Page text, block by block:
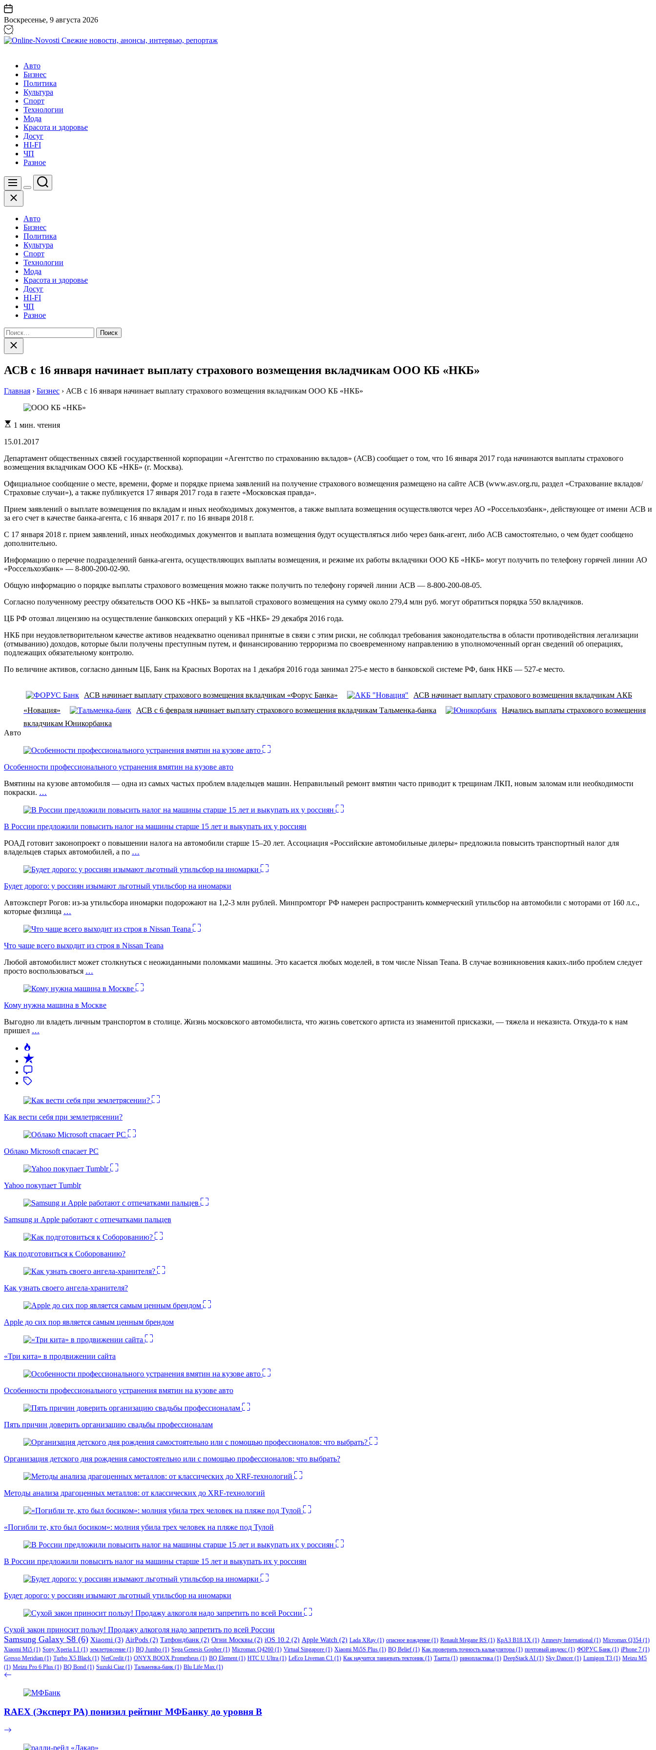
Перейти
к
содержанию
Воскресенье, 9 августа 2026
Свежие
новости,
анонсы,
интервью,
репортаж
Авто
Бизнес
Политика
Культура
Спорт
Технологии
Мода
Красота и здоровье
Досуг
HI-FI
ЧП
Разное
Меню
Цвет
Поиск
Закрыть
Авто
Бизнес
Политика
Культура
Спорт
Технологии
Мода
Красота и здоровье
Досуг
HI-FI
ЧП
Разное
Найти:
Закрыть
поиск
АСВ с 16 января начинает выплату страхового возмещения вкладчикам ООО КБ «НКБ»
Главная › Бизнес › АСВ с 16 января начинает выплату страхового возмещения вкладчикам ООО КБ «НКБ»
Расчетное
чтения
1 мин. чтения
15.01.2017
Департамент общественных связей государственной корпорации «Агентство по страхованию вкладов» (АСВ) сообщает о том, что 16 января 2017 года начинаются выплаты страхового
возмещения вкладчикам ООО КБ «НКБ» (г. Москва).
Официальное сообщение о месте, времени, форме и порядке приема заявлений на получение страхового возмещения размещено на сайте АСВ (www.asv.org.ru, раздел «Страхование вкладов/
Страховые случаи»), а также публикуется 17 января 2017 года в газете «Московская правда».
Прием заявлений о выплате возмещения по вкладам и иных необходимых документов, а также выплата возмещения осуществляются через АО «Россельхозбанк», действующее от имени АСВ и
за его счет в качестве банка-агента, с 16 января 2017 г. по 16 января 2018 г.
C 17 января 2018 г. прием заявлений, иных необходимых документов и выплата возмещения будут осуществляться либо через банк-агент, либо АСВ самостоятельно, о чем будет сообщено
дополнительно.
Информацию о перечне подразделений банка-агента, осуществляющих выплаты возмещения, и режиме их работы вкладчики ООО КБ «НКБ» могут получить по телефону горячей линии АО
«Россельхозбанк» — 8-800-200-02-90.
Общую информацию о порядке выплаты страхового возмещения можно также получить по телефону горячей линии АСВ — 8-800-200-08-05.
Согласно полученному реестру обязательств ООО КБ «НКБ» за выплатой страхового возмещения на сумму около 279,4 млн руб. могут обратиться порядка 550 вкладчиков.
ЦБ РФ отозвал лицензию на осуществление банковских операций у КБ «НКБ» 29 декабря 2016 года.
НКБ при неудовлетворительном качестве активов неадекватно оценивал принятые в связи с этим риски, не соблюдал требования законодательства в области противодействия легализации
(отмыванию) доходов, которые были получены преступным путем, и финансированию терроризма по своевременному направлению в уполномоченный орган сведений об операциях,
подлежащих обязательному контролю.
По величине активов, согласно данным ЦБ, Банк на Красных Воротах на 1 декабря 2016 года занимал 275-е место в банковской системе РФ, банк НКБ — 527-е место.
АСВ начинает выплату страхового возмещения вкладчикам «Форус Банка»
АСВ начинает выплату страхового возмещения вкладчикам АКБ
«Новация»
АСВ с 6 февраля начинает выплату страхового возмещения вкладчикам Тальменка-банка
Начались выплаты страхового возмещения
вкладчикам Юникорбанка
Авто
Особенности профессионального устранения вмятин на кузове авто
Вмятины на кузове автомобиля — одна из самых частых проблем владельцев машин. Неправильный ремонт вмятин часто приводит к трещинам ЛКП, новым заломам или необходимости
покраски. …
В России предложили повысить налог на машины старше 15 лет и выкупать их у россиян
РОАД готовит законопроект о повышении налога на автомобили старше 15–20 лет. Ассоциация «Российские автомобильные дилеры» предложила повысить транспортный налог для
владельцев старых автомобилей, а по …
Будет дорого: у россиян изымают льготный утильсбор на иномарки
Автоэксперт Рогов: из-за утильсбора иномарки подорожают на 1,2-3 млн рублей. Минпромторг РФ намерен распространить коммерческий утильсбор на автомобили с моторами от 160 л.с.,
которые физлица …
Что чаще всего выходит из строя в Nissan Teana
Любой автомобилист может столкнуться с неожиданными поломками машины. Это касается любых моделей, в том числе Nissan Teana. В случае возникновения каких-либо проблем следует
просто воспользоваться …
Кому нужна машина в Москве
Выгодно ли владеть личным транспортом в столице. Жизнь московского автомобилиста, что жизнь советского артиста из знаменитой присказки, — тяжела и неказиста. Откуда-то к нам
пришел …
Как вести себя при землетрясении?
Облако Microsoft спасает PC
Yahoo покупает Tumblr
Samsung и Apple работают с отпечатками пальцев
Как подготовиться к Соборованию?
Как узнать своего ангела-хранителя?
Apple до сих пор является самым ценным брендом
«Три кита» в продвижении сайта
Особенности профессионального устранения вмятин на кузове авто
Пять причин доверить организацию свадьбы профессионалам
Организация детского дня рождения самостоятельно или с помощью профессионалов: что выбрать?
Методы анализа драгоценных металлов: от классических до XRF-технологий
«Погибли те, кто был босиком»: молния убила трех человек на пляже под Тулой
В России предложили повысить налог на машины старше 15 лет и выкупать их у россиян
Будет дорого: у россиян изымают льготный утильсбор на иномарки
Сухой закон приносит пользу! Продажу алкоголя надо запретить по всей России
Samsung Galaxy S8 (6) Xiaomi (3) AirPods (2) Татфондбанк (2) Огни Москвы (2) iOS 10.2 (2) Apple Watch (2) Lada XRay (1) опасное вождение (1) Renault Megane RS (1) КрАЗ В18.1Х (1) Amnesty International (1) Micromax Q354 (1)
Xiaomi Mi5 (1) Sony Xperia L1 (1) землетрясение (1) BQ Jumbo (1) Sega Genesis Gopher (1) Micromax Q4260 (1) Virtual Singapore (1) Xiaomi Mi5S Plus (1) BQ Belief (1) Как проверить точность калькулятора (1) почтовый индекс (1) ФОРУС Банк (1) iPhone 7 (1)
Gresso Meridian (1) Turbo X5 Black (1) NetCredit(1) ONYX BOOX Prometheus (1) BQ Element(1) HTC U Ultra (1) LeEco Liveman C1 (1) Как научится танцевать тектоник (1) Таатта (1) ринопластика (1) DeepStack AI (1) Sky Dancer (1) Lumigon T3 (1) Meizu M5
(1) Meizu Pro 6 Plus (1) BQ Bond (1) Suzuki Ciaz (1) Тальменка-банк (1) Blu Life Max (1)
RAEX (Эксперт РА) понизил рейтинг МФБанку до уровня B